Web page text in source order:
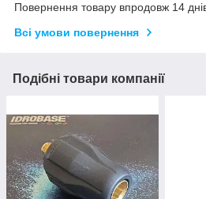
Повернення товару впродовж 14
Всі умови повернення
Подібні товари компанії